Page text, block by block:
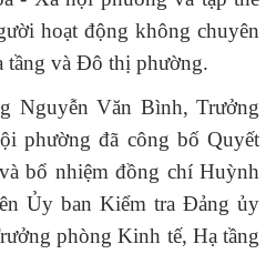
hoạt động không chuyên
tầng và Đô thị phường.
Nguyễn Văn Bình, Trưởng
phường đã công bố Quyết
bổ nhiệm đồng chí Huỳnh
Ủy ban Kiểm tra Đảng ủy
phòng Kinh tế, Hạ tầng